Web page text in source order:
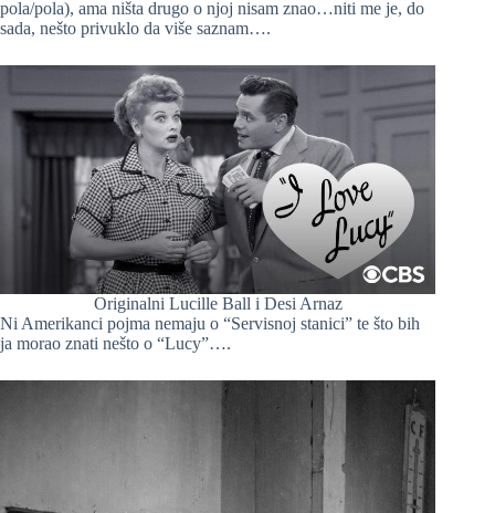
pola/pola), ama ništa drugo o njoj nisam znao…niti me je, do
sada, nešto privuklo da više saznam….
Originalni Lucille Ball i Desi Arnaz
Ni Amerikanci pojma nemaju o “Servisnoj stanici” te što bih
ja morao znati nešto o “Lucy”….